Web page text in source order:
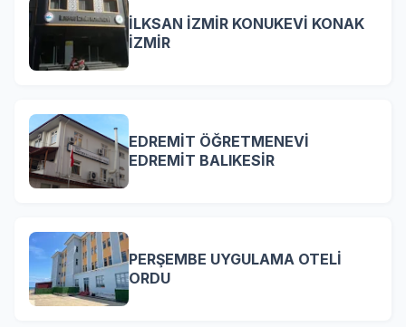
İLKSAN İZMİR KONUKEVİ KONAK
İZMİR
EDREMİT ÖĞRETMENEVİ
EDREMİT BALIKESİR
PERŞEMBE UYGULAMA OTELİ
ORDU